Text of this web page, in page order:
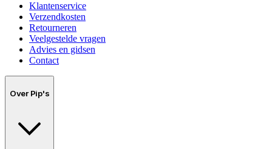
Klantenservice
Verzendkosten
Retourneren
Veelgestelde vragen
Advies en gidsen
Contact
Over Pip's